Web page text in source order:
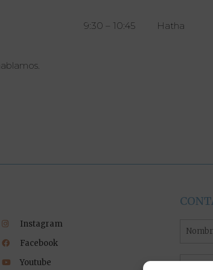
9:30 – 10:45 Hatha
Instagram
Facebook
Youtube
Nombre
Email